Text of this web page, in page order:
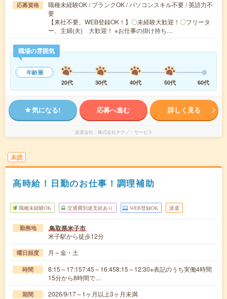
応募資格
職種未経験OK / ブランクOK / パソコンスキル不要 / 英語力不
要
【来社不要、WEB登録OK！】〇未経験大歓迎！〇フリータ
ー、主婦(夫) 大歓迎！ ※お仕事の掛け持ち…
職場の雰囲気
年齢層
20代
30代 40代 50代 60代
気になる! 応募へ進む 詳しく見る
派遣会社 株式会社テクノ・サービス
未読
高時給！日勤のお仕事！調理補助
職種未経験OK 交通費別途支給あり WEB登録OK 派遣
勤務地 鳥取県米子市
米子駅から徒歩12分
曜日頻度 月～金・土
時間
8:15～17:157:45～16:458:15～12:30※表記のうち実働4時間
15分から8時間で…
期間 2026/9/17～1ヶ月以上3ヶ月未満